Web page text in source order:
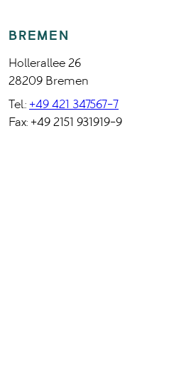
BREMEN
Hollerallee 26
28209 Bremen
Tel.: +49 421 347567-7
Fax: +49 2151 931919-9